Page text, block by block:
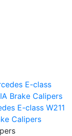
E-class W211
Calipers